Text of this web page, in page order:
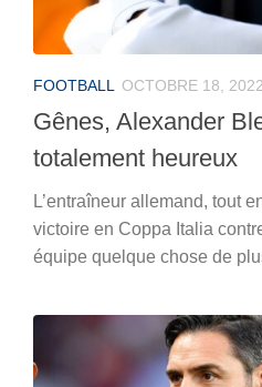
FOOTBALL OCTOBRE 18, 2022
Gênes, Alexander
totalement heureux
L’entraîneur allemand, tout
victoire en Coppa Italia
équipe quelque chose de